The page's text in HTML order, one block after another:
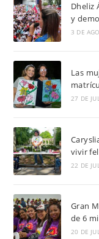
Dheliz
y
3 DE
Las
27 DE
vivir
22 DE
Gran
de 6
20 DE